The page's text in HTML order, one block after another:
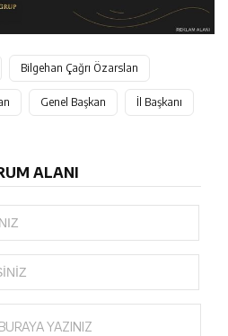
Bilgehan Çağrı Özarslan
Genel Başkan İl Başkanı
ALANI